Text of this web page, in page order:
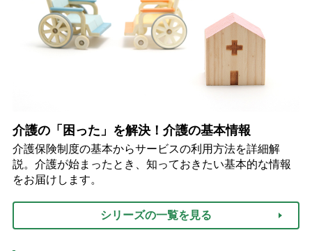
介護の「困った」を解決！介護の基本情報
介護保険制度の基本からサービスの利用方法を詳細解
説。介護が始まったとき、知っておきたい基本的な情報
をお届けします。
シリーズの一覧を見る